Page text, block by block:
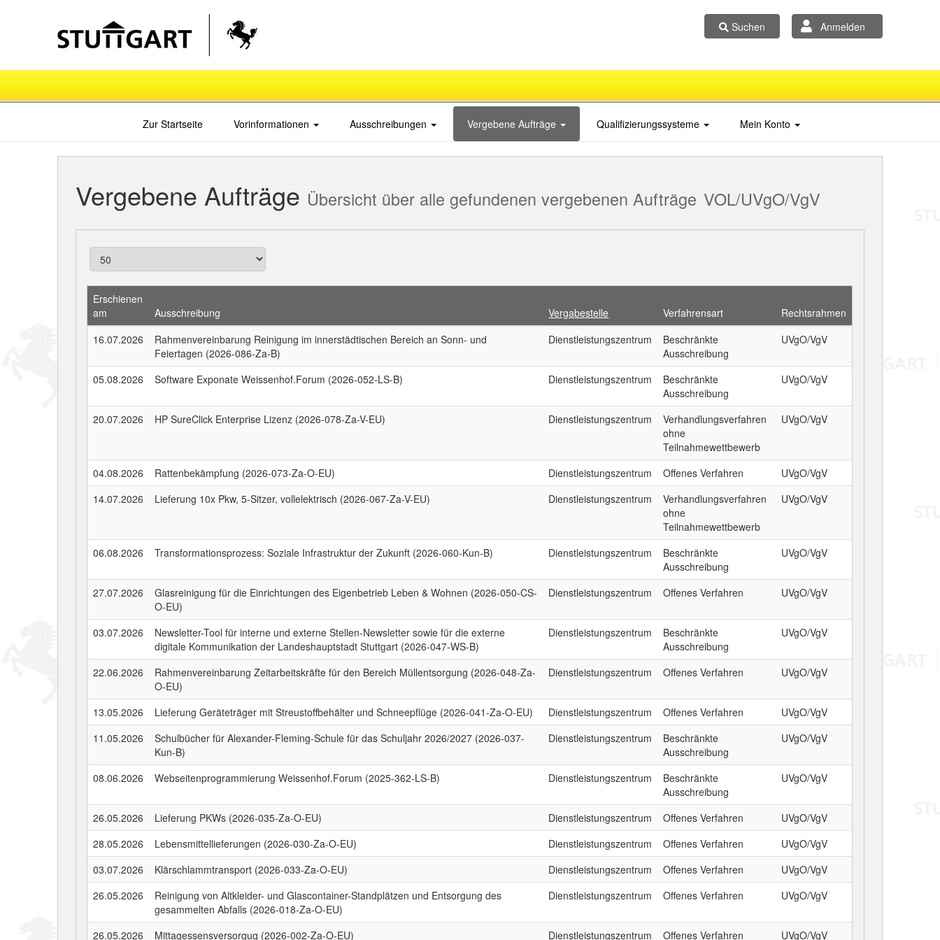
Suchen Anmelden
Zur Startseite Vorinformationen Ausschreibungen Vergebene Aufträge Qualifizierungssysteme Mein Konto
Vergebene Aufträge Übersicht über alle gefundenen vergebenen Aufträge VOL/UVgO/VgV
Erschienen
am
Ausschreibung Vergabestelle Verfahrensart
Rechtsrahmen
16.07.2026
Rahmenvereinbarung Reinigung im innerstädtischen Bereich an Sonn- und
Feiertagen (2026-086-Za-B)
Dienstleistungszentrum
Beschränkte
Ausschreibung
UVgO/VgV
05.08.2026 Software Exponate Weissenhof.Forum (2026-052-LS-B) Dienstleistungszentrum
Beschränkte
Ausschreibung
UVgO/VgV
20.07.2026 HP SureClick Enterprise Lizenz (2026-078-Za-V-EU) Dienstleistungszentrum
Verhandlungsverfahren
ohne
Teilnahmewettbewerb
UVgO/VgV
04.08.2026 Rattenbekämpfung (2026-073-Za-O-EU) Dienstleistungszentrum Offenes Verfahren
UVgO/VgV
14.07.2026
Lieferung 10x Pkw, 5-Sitzer, vollelektrisch (2026-067-Za-V-EU) Dienstleistungszentrum
Verhandlungsverfahren
ohne
Teilnahmewettbewerb
UVgO/VgV
06.08.2026 Transformationsprozess: Soziale Infrastruktur der Zukunft (2026-060-Kun-B) Dienstleistungszentrum
Beschränkte
Ausschreibung
UVgO/VgV
27.07.2026
Glasreinigung für die Einrichtungen des Eigenbetrieb Leben & Wohnen (2026-050-CS-
O-EU)
Dienstleistungszentrum Offenes Verfahren UVgO/VgV
03.07.2026
Newsletter-Tool für interne und externe Stellen-Newsletter sowie für die externe
digitale Kommunikation der Landeshauptstadt Stuttgart (2026-047-WS-B)
Dienstleistungszentrum
Beschränkte
Ausschreibung
UVgO/VgV
22.06.2026
Rahmenvereinbarung Zeitarbeitskräfte für den Bereich Müllentsorgung (2026-048-Za-
O-EU)
Dienstleistungszentrum Offenes Verfahren UVgO/VgV
13.05.2026 Lieferung Geräteträger mit Streustoffbehälter und Schneepflüge (2026-041-Za-O-EU) Dienstleistungszentrum Offenes Verfahren
UVgO/VgV
11.05.2026
Schulbücher für Alexander-Fleming-Schule für das Schuljahr 2026/2027 (2026-037-
Kun-B)
Dienstleistungszentrum
Beschränkte
Ausschreibung
UVgO/VgV
08.06.2026 Webseitenprogrammierung Weissenhof.Forum (2025-362-LS-B) Dienstleistungszentrum
Beschränkte
Ausschreibung
UVgO/VgV
26.05.2026 Lieferung PKWs (2026-035-Za-O-EU) Dienstleistungszentrum Offenes Verfahren
UVgO/VgV
28.05.2026
Lebensmittellieferungen (2026-030-Za-O-EU) Dienstleistungszentrum Offenes Verfahren
UVgO/VgV
03.07.2026
Klärschlammtransport (2026-033-Za-O-EU) Dienstleistungszentrum Offenes Verfahren
UVgO/VgV
26.05.2026
Reinigung von Altkleider- und Glascontainer-Standplätzen und Entsorgung des
gesammelten Abfalls (2026-018-Za-O-EU)
Dienstleistungszentrum Offenes Verfahren UVgO/VgV
26.05.2026 Mittagessensversorgug (2026-002-Za-O-EU) Dienstleistungszentrum Offenes Verfahren UVgO/VgV